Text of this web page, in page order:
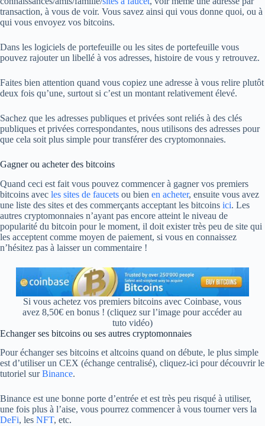
transaction, à vous de voir. Vous savez ainsi qui vous donne quoi, ou à
qui vous envoyez vos bitcoins.
Dans les logiciels de portefeuille ou les sites de portefeuille vous
pouvez rajouter un libellé à vos adresses, histoire de vous y retrouvez.
Faites bien attention quand vous copiez une adresse à vous relire plutôt
deux fois qu’une, surtout si c’est un montant relativement élevé.
Sachez que les adresses publiques et privées sont reliés à des clés
publiques et privées correspondantes, nous utilisons des adresses pour
que cela soit plus simple pour transférer des cryptomonnaies.
Gagner ou acheter des bitcoins
Quand ceci est fait vous pouvez commencer à gagner vos premiers
bitcoins avec les sites de faucets ou bien en acheter, ensuite vous avez
une liste des sites et des commerçants acceptant les bitcoins ici. Les
autres cryptomonnaies n’ayant pas encore atteint le niveau de
popularité du bitcoin pour le moment, il doit exister très peu de site qui
les acceptent comme moyen de paiement, si vous en connaissez
n’hésitez pas à laisser un commentaire !
Si vous achetez vos premiers bitcoins avec Coinbase, vous
avez 8,50€ en bonus ! (cliquez sur l’image pour accéder au
tuto vidéo)
Echanger ses bitcoins ou ses autres cryptomonnaies
Pour échanger ses bitcoins et altcoins quand on débute, le plus simple
est d’utiliser un CEX (échange centralisé), cliquez-ici pour découvrir le
tutoriel surBinance.
Binance est une bonne porte d’entrée et est très peu risqué à utiliser,
une fois plus à l’aise, vous pourrez commencer à vous tourner vers la
DeFi, les NFT, etc.